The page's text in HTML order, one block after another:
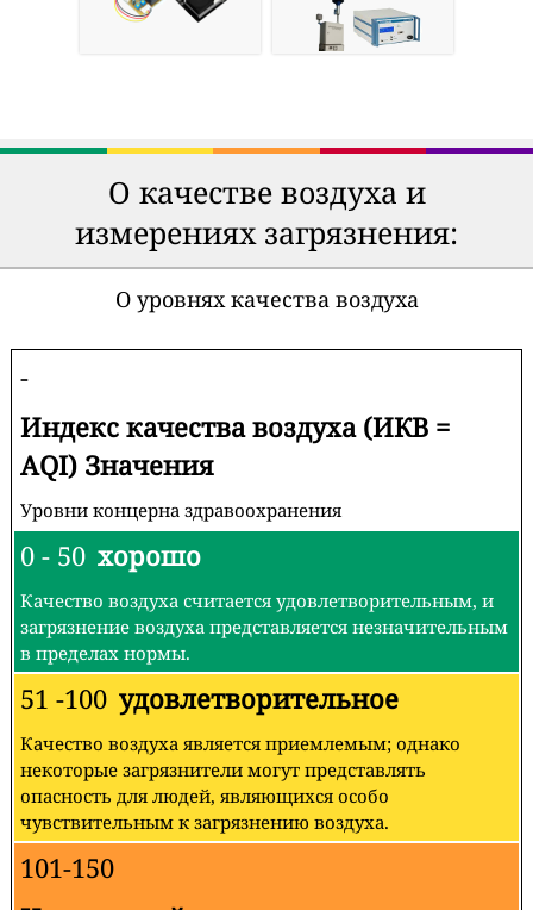
О качестве воздуха и
измерениях загрязнения:
О уровнях качества воздуха
-
Индекс качества воздуха (ИКВ =
AQI) Значения
Уровни концерна здравоохранения
0 - 50 хорошо
Качество воздуха считается удовлетворительным, и
загрязнение воздуха представляется незначительным
в пределах нормы.
51 -100 удовлетворительное
Качество воздуха является приемлемым; однако
некоторые загрязнители могут представлять
опасность для людей, являющихся особо
чувствительным к загрязнению воздуха.
101-150